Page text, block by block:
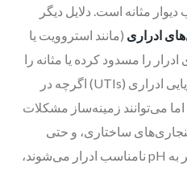
مثانه است. دلایل دیگر
ادراری (مانند استروویت یا
را مسدود کرده یا مثانه را
تحریک می‌کنند. عفونت‌های باکتریایی ادراری (UTIs) اگرچه در
می‌توانند زمینه‌ساز مشکلات
ساختاری، و حتی
رژیم‌های غذایی نامتعادل که منجر به pH نامناسب ادرار می‌شوند،